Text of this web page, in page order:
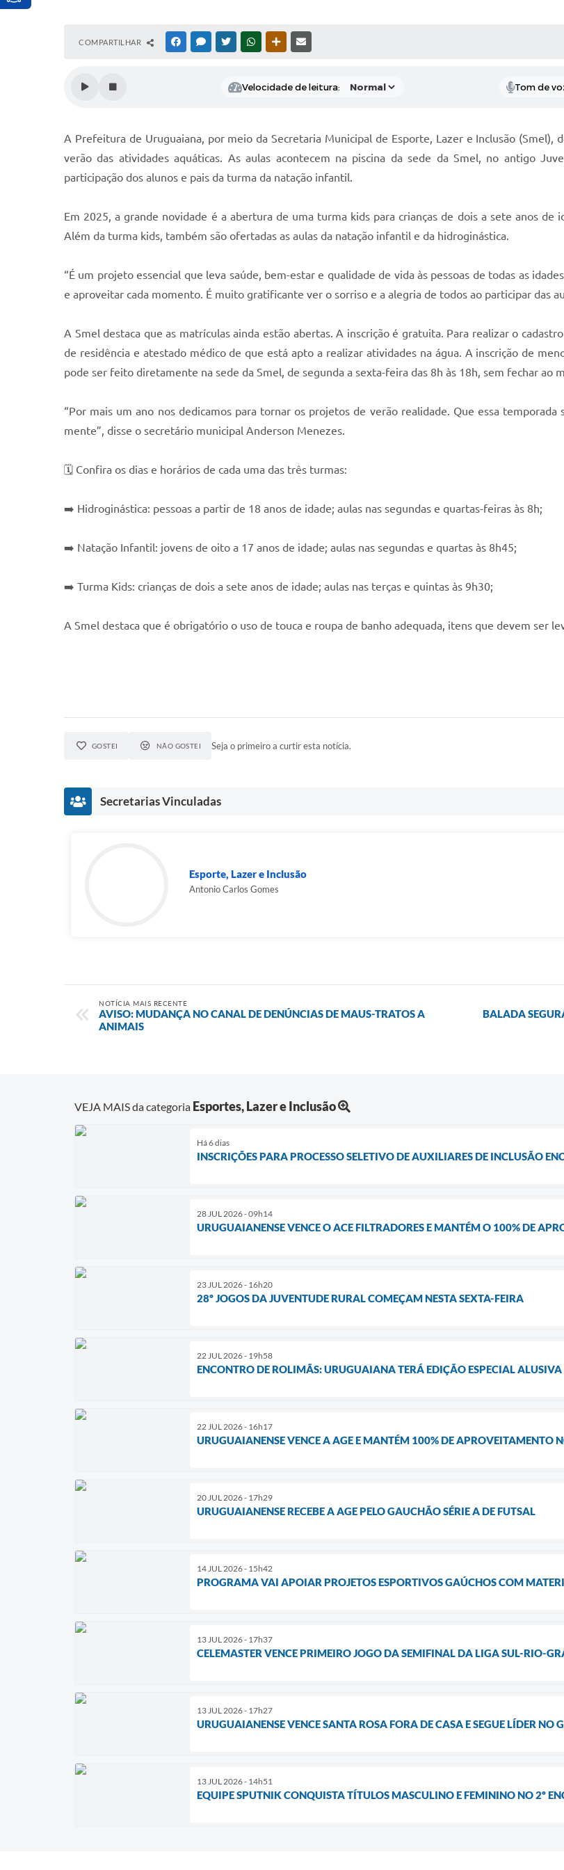
COMPARTILHAR FACEBOOKMESSENGER
TWITTERWHATSAPPOUTRAS MÍDIAS
Velocidade de leitura: Tom de
A Prefeitura de Uruguaiana, por meio da Secretaria Municipal de Esporte, Lazer e Inclusão
verão das atividades aquáticas. As aulas acontecem na piscina da sede da Smel, no antigo
participação dos alunos e pais da turma da natação infantil.
Em 2025, a grande novidade é a abertura de uma turma kids para crianças de dois a sete anos
Além da turma kids, também são ofertadas as aulas da natação infantil e da hidroginástica.
“É um projeto essencial que leva saúde, bem-estar e qualidade de vida às pessoas de todas as
e aproveitar cada momento. É muito gratificante ver o sorriso e a alegria de todos ao participar das
A Smel destaca que as matrículas ainda estão abertas. A inscrição é gratuita. Para realizar o
de residência e atestado médico de que está apto a realizar atividades na água. A inscrição de
pode ser feito diretamente na sede da Smel, de segunda a sexta-feira das 8h às 18h, sem fechar ao
“Por mais um ano nos dedicamos para tornar os projetos de verão realidade. Que essa
mente”, disse o secretário municipal Anderson Menezes.
🗓️ Confira os dias e horários de cada uma das três turmas:
➡️ Hidroginástica: pessoas a partir de 18 anos de idade; aulas nas segundas e quartas-feiras às 8h;
➡️ Natação Infantil: jovens de oito a 17 anos de idade; aulas nas segundas e quartas às 8h45;
➡️ Turma Kids: crianças de dois a sete anos de idade; aulas nas terças e quintas às 9h30;
A Smel destaca que é obrigatório o uso de touca e roupa de banho adequada, itens que devem ser
GOSTEI NÃO GOSTEI Seja o primeiro a curtir esta notícia.
Secretarias Vinculadas
Esporte, Lazer e Inclusão
Antonio Carlos Gomes
NOTÍCIA MAIS RECENTE
AVISO: MUDANÇA NO CANAL DE DENÚNCIAS DE MAUS-TRATOS A
ANIMAIS
BALADA
VEJA MAIS da categoria Esportes, Lazer e Inclusão
Há 6 dias
INSCRIÇÕES PARA PROCESSO SELETIVO DE AUXILIARES DE INCLUSÃO
28 JUL 2026 - 09h14
URUGUAIANENSE VENCE O ACE FILTRADORES E MANTÉM O 100% DE
23 JUL 2026 - 16h20
28º JOGOS DA JUVENTUDE RURAL COMEÇAM NESTA SEXTA-FEIRA
22 JUL 2026 - 19h58
ENCONTRO DE ROLIMÃS: URUGUAIANA TERÁ EDIÇÃO ESPECIAL
22 JUL 2026 - 16h17
URUGUAIANENSE VENCE A AGE E MANTÉM 100% DE APROVEITAMENTO
20 JUL 2026 - 17h29
URUGUAIANENSE RECEBE A AGE PELO GAUCHÃO SÉRIE A DE FUTSAL
14 JUL 2026 - 15h42
PROGRAMA VAI APOIAR PROJETOS ESPORTIVOS GAÚCHOS COM
13 JUL 2026 - 17h37
CELEMASTER VENCE PRIMEIRO JOGO DA SEMIFINAL DA LIGA SUL-RIO-
13 JUL 2026 - 17h27
URUGUAIANENSE VENCE SANTA ROSA FORA DE CASA E SEGUE LÍDER NO
13 JUL 2026 - 14h51
EQUIPE SPUTNIK CONQUISTA TÍTULOS MASCULINO E FEMININO NO 2º